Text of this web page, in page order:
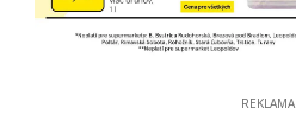
REKLAMA